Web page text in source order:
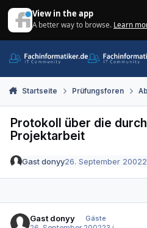
View in the app
A better way to browse. Learn
Startseite Prüfungsforen
Protokoll über die
Projektarbeit
Gast donyy26. September 2002
Gast donyy
Gäste